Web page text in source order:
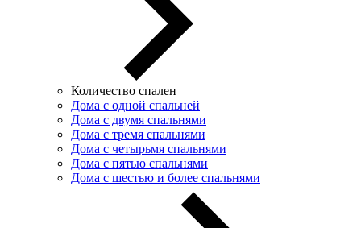
Количество спален
Дома с одной спальней
Дома с двумя спальнями
Дома с тремя спальнями
Дома с четырьмя спальнями
Дома с пятью спальнями
Дома с шестью и более спальнями